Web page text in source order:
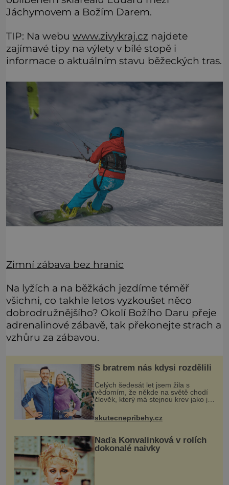
Jáchymovem a Božím Darem.
TIP: Na webu www.zivykraj.cz najdete
zajímavé tipy na výlety v bílé stopě i
informace o aktuálním stavu běžeckých tras.
Zimní zábava bez hranic
Na lyžích a na běžkách jezdíme téměř
všichni, co takhle letos vyzkoušet něco
dobrodružnějšího? Okolí Božího Daru přeje
adrenalinové zábavě, tak překonejte strach a
vzhůru za zábavou.
S bratrem nás kdysi rozdělili
Celých šedesát let jsem žila s
vědomím, že někde na světě chodí
člověk, který má stejnou krev jako já.
Jen jsem si už nedovedla vybavit
jeho tvář. Byli jsme ještě malí, když
jsme s mým o šest let mlad
skutecnepribehy.cz
Naďa Konvalinková v rolích
dokonalé naivky